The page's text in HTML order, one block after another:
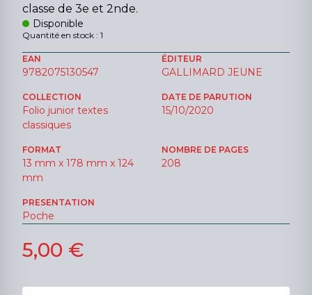
classe de 3e et 2nde.
Disponible
Quantité en stock : 1
EAN
9782075130547
ÉDITEUR
GALLIMARD JEUNE
COLLECTION
Folio junior textes
classiques
DATE DE PARUTION
15/10/2020
FORMAT
13 mm x 178 mm x 124
mm
NOMBRE DE PAGES
208
PRESENTATION
Poche
5,00 €